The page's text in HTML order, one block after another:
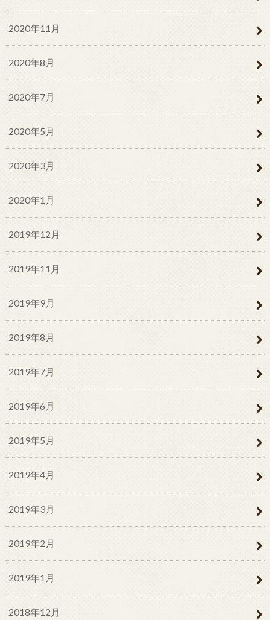
2020年11月
2020年8月
2020年7月
2020年5月
2020年3月
2020年1月
2019年12月
2019年11月
2019年9月
2019年8月
2019年7月
2019年6月
2019年5月
2019年4月
2019年3月
2019年2月
2019年1月
2018年12月